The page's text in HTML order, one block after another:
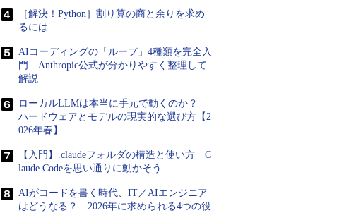
［解決！Python］割り算の商と余りを求め
るには
AIコーディングの「ループ」4種類を完全入
門 Anthropic公式が分かりやすく整理して
解説
ローカルLLMは本当に手元で動くのか？
ハードウェアとモデルの現実的な選び方【2
026年春】
【入門】.claudeフォルダの構造と使い方 C
laude Codeを思い通りに動かそう
AIがコードを書く時代、IT／AIエンジニア
はどうなる？ 2026年に求められる4つの役